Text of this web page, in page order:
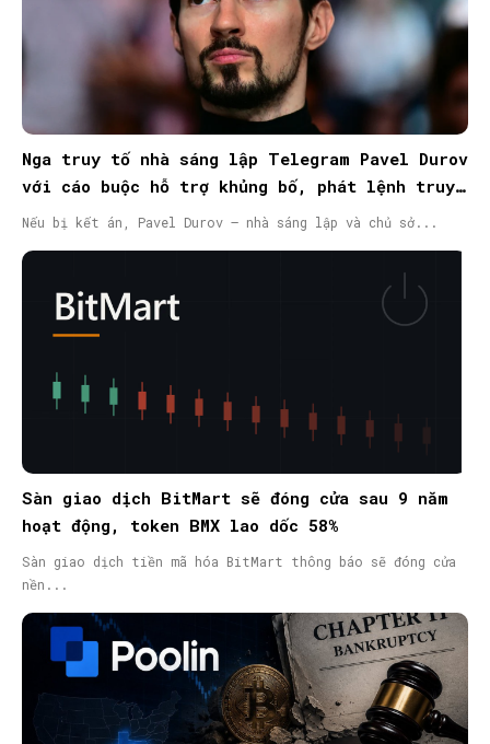
Nga truy tố nhà sáng lập Telegram Pavel Durov
với cáo buộc hỗ trợ khủng bố, phát lệnh truy
nã quốc tế
Nếu bị kết án, Pavel Durov – nhà sáng lập và chủ sở...
Sàn giao dịch BitMart sẽ đóng cửa sau 9 năm
hoạt động, token BMX lao dốc 58%
Sàn giao dịch tiền mã hóa BitMart thông báo sẽ đóng cửa
nền...